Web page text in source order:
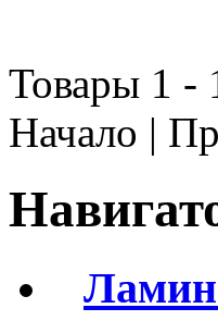
Товары 1 -
Начало |